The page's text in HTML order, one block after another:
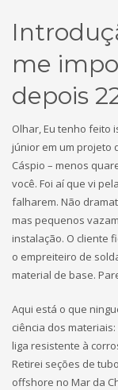
me
depois
Olhar, Eu tenho feito
júnior em um projeto
Cáspio – menos
você. Foi aí que vi
falharem. Não
mas pequenos
instalação. O cliente
o empreiteiro de
material de base.
Aqui está o que
ciência dos
liga resistente à
Retirei seções de
offshore no Mar da